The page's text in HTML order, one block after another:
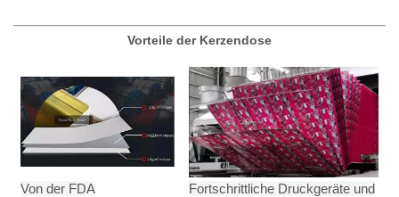
Vorteile der Kerzendose
Von der FDA
Fortschrittliche Druckgeräte und